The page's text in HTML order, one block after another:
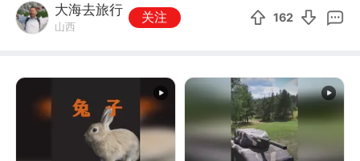
大海去旅行
山西
关注 162